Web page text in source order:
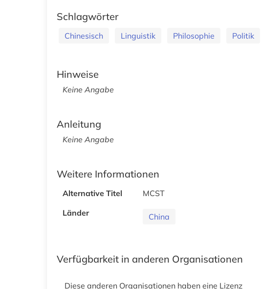
Schlagwörter
Chinesisch Linguistik Philosophie Politik
Hinweise
Keine Angabe
Anleitung
Keine Angabe
Weitere Informationen
Alternative Titel
MCST
Länder
China
Verfügbarkeit in anderen Organisationen
Diese anderen Organisationen haben eine Lizenz